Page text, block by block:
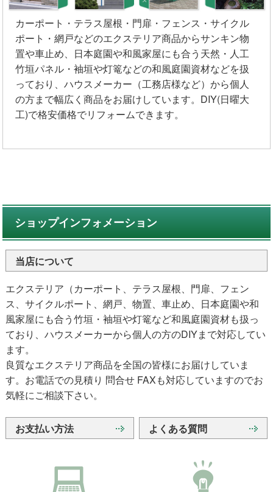
カーポート・テラス屋根・門扉・フェンス・サイクル
ポート・網戸などのエクステリア商品からサンキン物
置や車止め、日本庭園や和風家屋にも合う天然・人工
竹垣パネル・袖垣や灯篭などの和風庭園資材などを扱
っており、ハウスメーカー（工務店様など）から個人
の方まで幅広く商品をお届けしています。DIY(日曜大
工)で格安価格でリフォームできます。
ショップインフォメーション
当店について
エクステリア（カーポート、テラス屋根、門扉、フェン
ス、サイクルポート、網戸、物置、車止め、日本庭園や和
風家屋にも合う竹垣・袖垣や灯篭など和風庭園資材も扱っ
ており、ハウスメーカーから個人の方のDIYまで対応してい
ます。
良質なエクステリア商品を全国の皆様にお届けしていま
す。お電話での見積り 問合せ FAXも対応していますのでお
気軽にご相談下さい。
お支払い方法 よくある質問